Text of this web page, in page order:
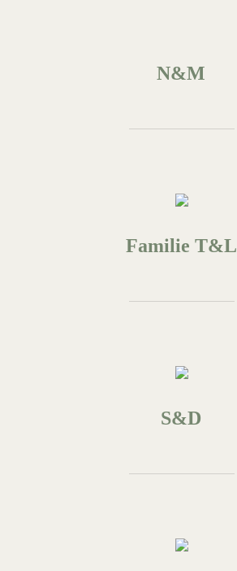
N&M
Familie T&L
S&D